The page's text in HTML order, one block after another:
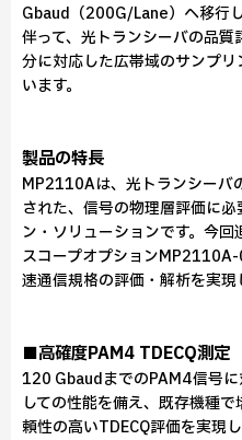
Gbaud（200G/Lane）へ移行
伴って、光トランシーバの品
分に対応した広帯域のサンプ
います。
製品の特長
MP2110Aは、光トランシーバ
された、信号の物理層評価に
ン・ソリューションです。今
スコープオプション
速通信規格の評価・解析を実現
■高確度PAM4 TDECQ測定
120 GbaudまでのPAM4信号
しての性能を備え、既存機種
頼性の高いTDECQ評価を実現し